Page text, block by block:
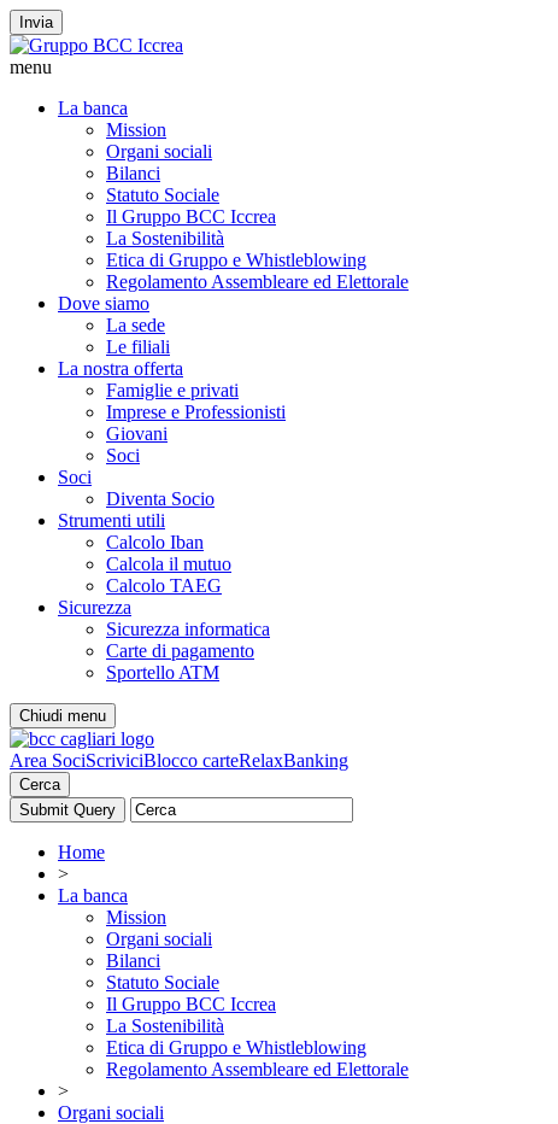
Invia
menu
La banca
Mission
Organi sociali
Bilanci
Statuto Sociale
Il Gruppo BCC Iccrea
La Sostenibilità
Etica di Gruppo e Whistleblowing
Regolamento Assembleare ed Elettorale
Dove siamo
La sede
Le filiali
La nostra offerta
Famiglie e privati
Imprese e Professionisti
Giovani
Soci
Soci
Diventa Socio
Strumenti utili
Calcolo Iban
Calcola il mutuo
Calcolo TAEG
Sicurezza
Sicurezza informatica
Carte di pagamento
Sportello ATM
Chiudi menu
Area SociScriviciBlocco carteRelaxBanking
Cerca
Home
>
La banca
Mission
Organi sociali
Bilanci
Statuto Sociale
Il Gruppo BCC Iccrea
La Sostenibilità
Etica di Gruppo e Whistleblowing
Regolamento Assembleare ed Elettorale
>
Organi sociali